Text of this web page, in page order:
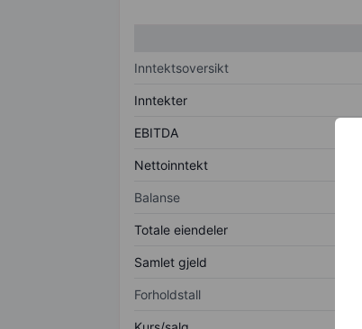
Inntektsoversikt
Inntekter
EBITDA
Nettoinntekt
Balanse
Totale eiendeler
Samlet gjeld
Forholdstall